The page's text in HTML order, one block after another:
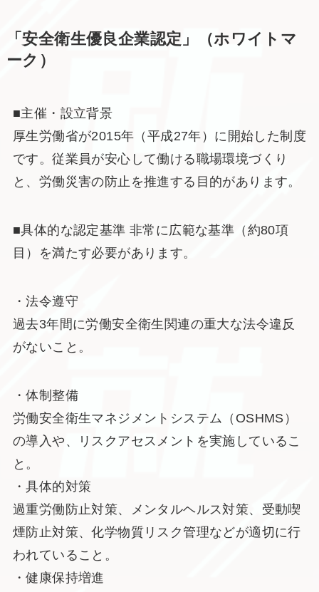
「安全衛生優良企業認定」（ホワイトマ
ーク）
■主催・設立背景
厚生労働省が2015年（平成27年）に開始した制度
です。従業員が安心して働ける職場環境づくり
と、労働災害の防止を推進する目的があります。
■具体的な認定基準 非常に広範な基準（約80項
目）を満たす必要があります。
・法令遵守
過去3年間に労働安全衛生関連の重大な法令違反
がないこと。
・体制整備
労働安全衛生マネジメントシステム（OSHMS）
の導入や、リスクアセスメントを実施しているこ
と。
・具体的対策
過重労働防止対策、メンタルヘルス対策、受動喫
煙防止対策、化学物質リスク管理などが適切に行
われていること。
・健康保持増進